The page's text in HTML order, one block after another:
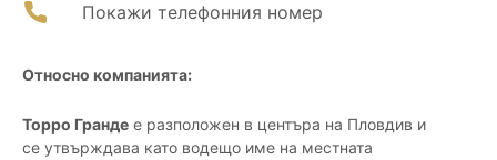
Покажи телефонния номер
Относно компанията:
Торро Гранде е разположен в центъра на Пловдив и
се утвърждава като водещо име на местната